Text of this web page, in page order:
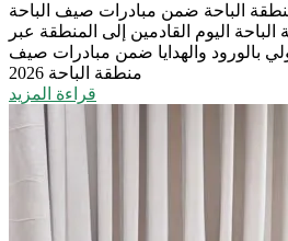
الباحة ضمن مبادرات صيف الباحة
اليوم القادمين إلى المنطقة عبر
بالورود والهدايا ضمن مبادرات صيف
منطقة الباحة 2026
قراءة المزيد